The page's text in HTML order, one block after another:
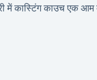
में कास्टिंग काउच एक आम